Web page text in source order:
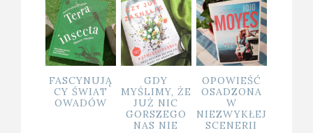
GDY
MYŚLIMY, ŻE
JUŻ NIC
OPOWIEŚĆ
OSADZONA
W
NIEZWYKŁEJ
SCENERII
ZASKAKUJĄ
CE
ODKRYWANI
E IRANU